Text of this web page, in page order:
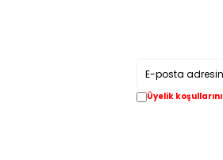
Üyelik koşullarını